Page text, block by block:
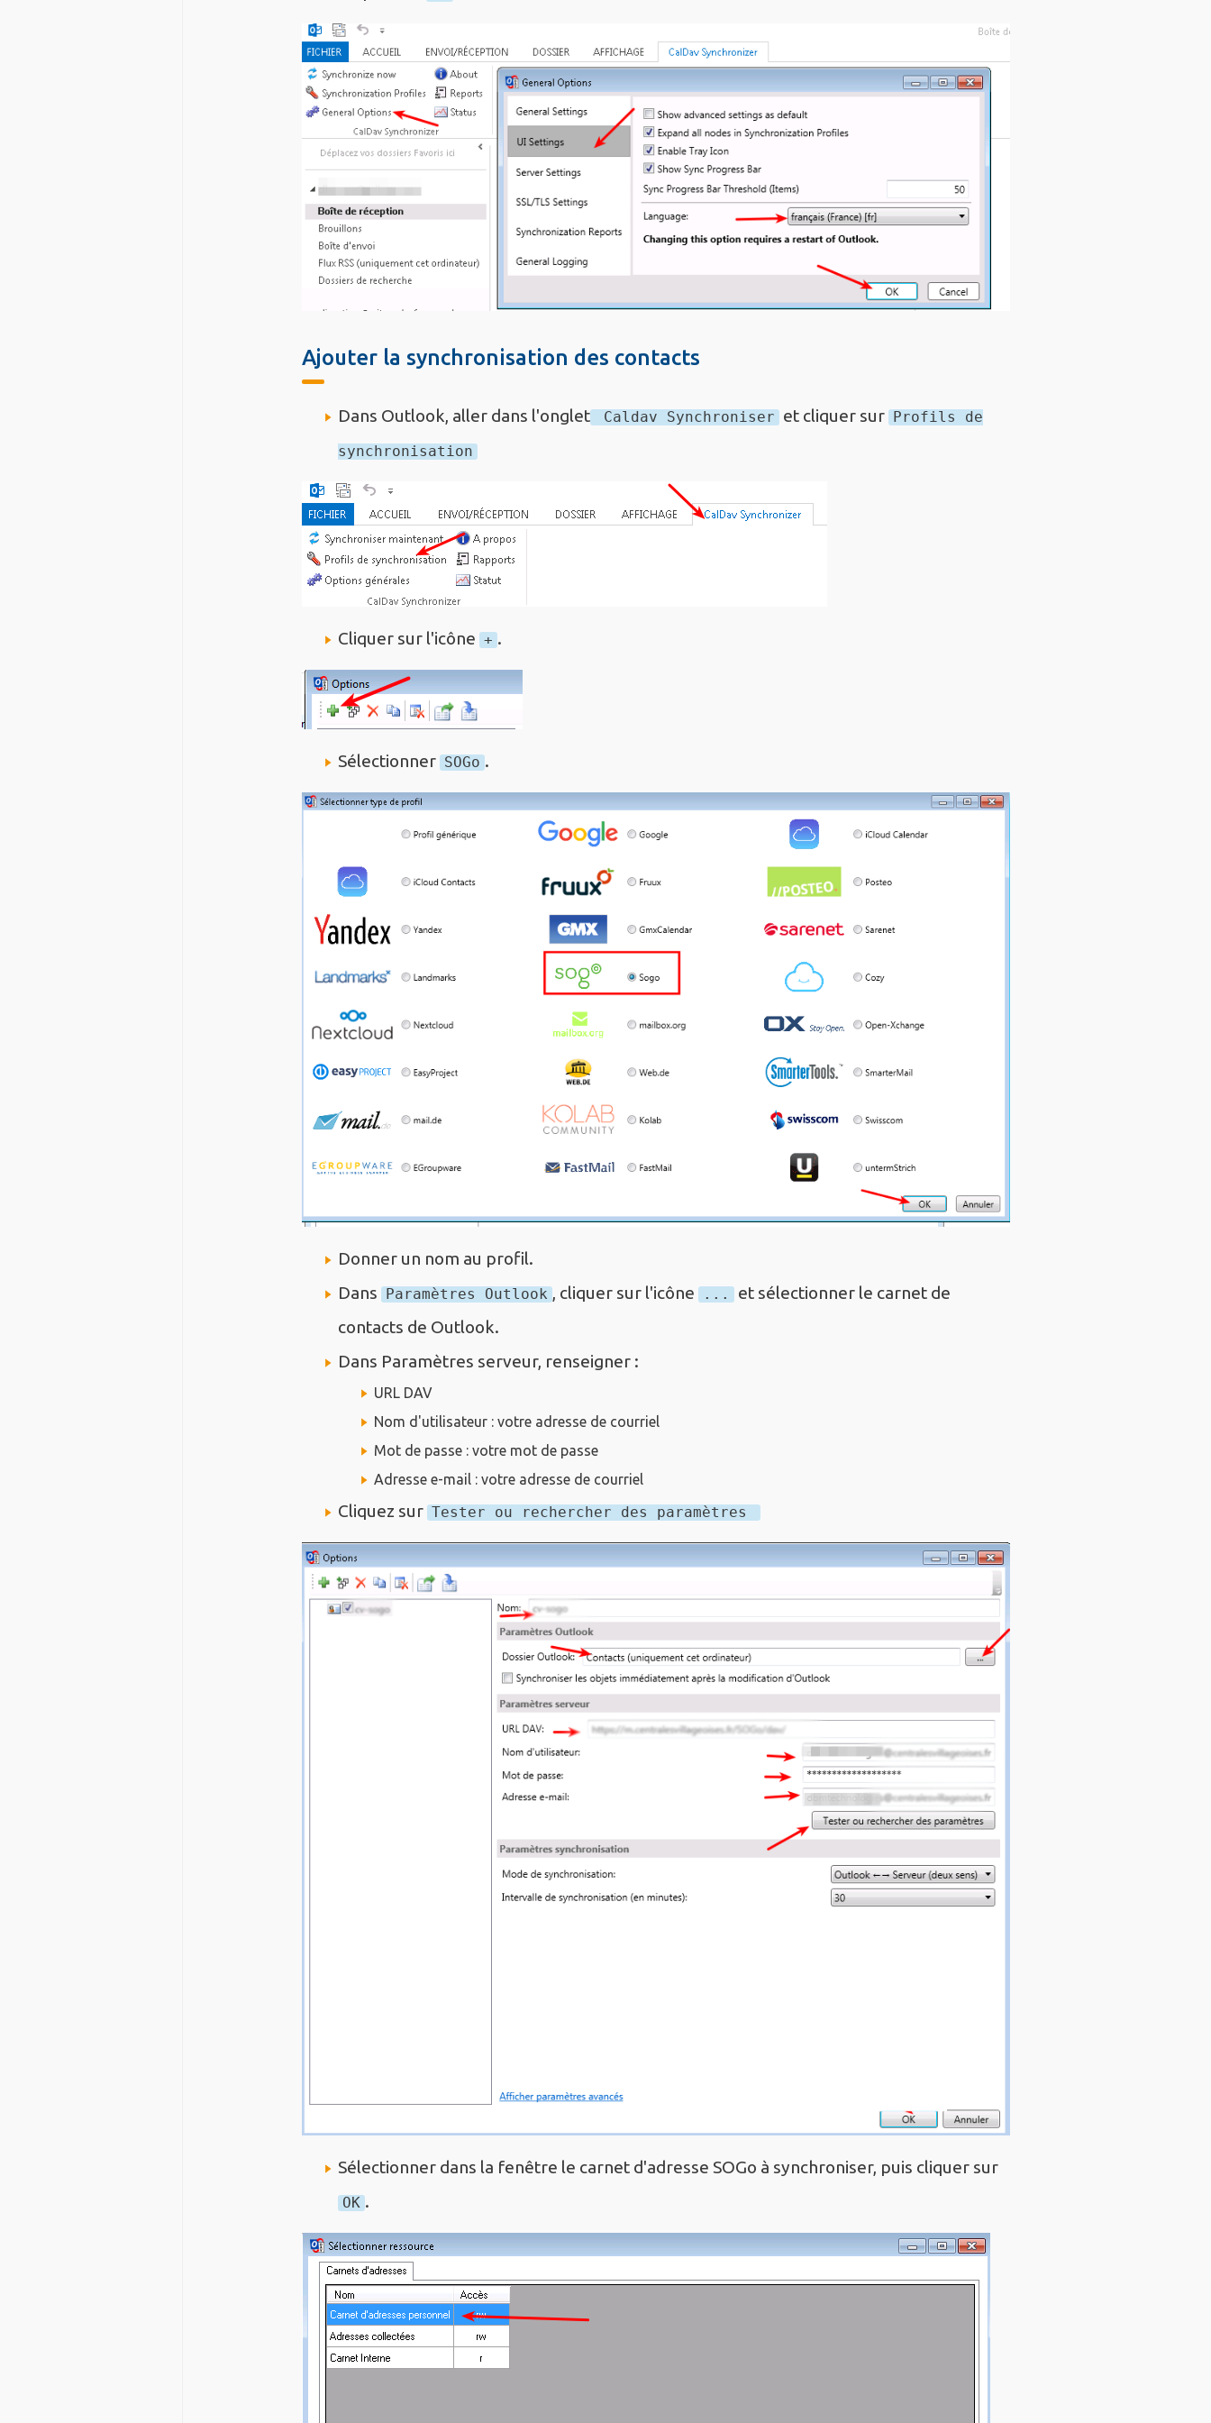
titre
Ajouter la synchronisation des contacts
Texte Dans Outlook, aller dans l'onglet Caldav Synchroniser et cliquer sur Profils de
synchronisation
Cliquer sur l'icône + .
Sélectionner SOGo .
Donner un nom au profil.
Dans
Paramètres Outlook , cliquer sur l'icône ... et sélectionner le carnet de
contacts de Outlook.
Dans Paramètres serveur, renseigner :
URL DAV
Nom d'utilisateur : votre adresse de courriel
Mot de passe : votre mot de passe
Adresse e-mail : votre adresse de courriel
Cliquez sur Tester ou rechercher des paramètres
Sélectionner dans la fenêtre le carnet d'adresse SOGo à synchroniser, puis cliquer sur
OK .